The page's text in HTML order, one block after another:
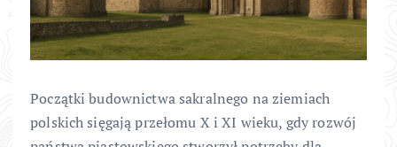
Początki budownictwa sakralnego na ziemiach
polskich sięgają przełomu X i XI wieku, gdy rozwój